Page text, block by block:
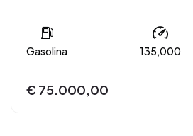
Gasolina 135,000
€ 75.000,00